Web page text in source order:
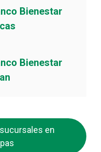
Bienestar
Bienestar
en